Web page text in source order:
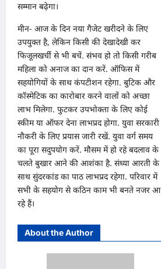
सम्मान बढ़ेगा।
मीन- आज के दिन नया गैजेट खरीदने के लिए
उपयुक्त है, लेकिन किसी की देखादेखी कर
फिजूलखर्ची से भी बचें. संभव हो तो किसी गरीब
महिला को अनाज का दान करें. ऑफिस में
सहयोगियों के साथ कंपटीशन रहेगा. बुटिक और
कॉस्मेटिक का कारोबार करने वालों को अच्छा
लाभ मिलेगा. फुटकर उपभोक्ता के लिए कोई
स्कीम या ऑफर देना लाभप्रद होगा. युवा सरकारी
नौकरी के लिए प्रयास जारी रखें. युवा वर्ग समय
का पूरा सदुपयोग करें. मौसम में हो रहे बदलाव के
चलते बुखार आने की आशंका है. संध्या आरती के
साथ सुंदरकांड का पाठ लाभप्रद रहेगा. परिवार में
सभी के सहयोग से कठिन काम भी बनते नजर आ
रहे हैं।
About the Author